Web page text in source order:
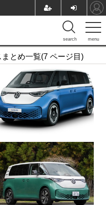
menu
search
とめ一覧(7 ページ目)